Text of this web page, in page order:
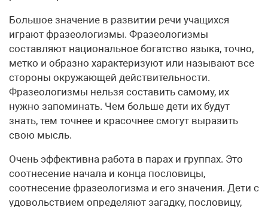
Большое значение в развитии речи учащихся
играют фразеологизмы. Фразеологизмы
составляют национальное богатство языка, точно,
метко и образно характеризуют или называют все
стороны окружающей действительности.
Фразеологизмы нельзя составить самому, их
нужно запоминать. Чем больше дети их будут
знать, тем точнее и красочнее смогут выразить
свою мысль.
Очень эффективна работа в парах и группах. Это
соотнесение начала и конца пословицы,
соотнесение фразеологизма и его значения. Дети с
удовольствием определяют загадку, пословицу,